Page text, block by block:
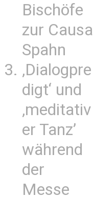
Bischöfe
zur Causa
Spahn
‚Dialogpre
digt‘ und
‚meditativ
er Tanz’
während
der
Messe